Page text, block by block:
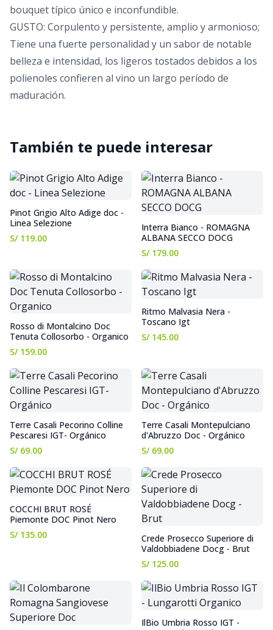
bouquet típico único e inconfundible.
GUSTO: Corpulento y persistente, amplio y armonioso;
Tiene una fuerte personalidad y un sabor de notable
belleza e intensidad, los ligeros tostados debidos a los
polienoles confieren al vino un largo período de
maduración.
También te puede interesar
Pinot Grigio Alto Adige doc -
Linea Selezione
S/ 119.00
Interra Bianco - ROMAGNA
ALBANA SECCO DOCG
S/ 179.00
Rosso di Montalcino Doc
Tenuta Collosorbo - Organico
S/ 159.00
Ritmo Malvasia Nera -
Toscano Igt
S/ 145.00
Terre Casali Pecorino Colline
Pescaresi IGT- Orgánico
S/ 69.00
Terre Casali Montepulciano
d'Abruzzo Doc - Orgánico
S/ 69.00
COCCHI BRUT ROSÉ
Piemonte DOC Pinot Nero
S/ 135.00
Crede Prosecco Superiore di
Valdobbiadene Docg - Brut
S/ 125.00
IlBio Umbria Rosso IGT -